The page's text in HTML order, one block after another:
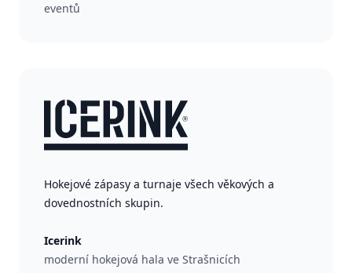
eventů
Hokejové zápasy a turnaje všech věkových a
dovednostních skupin.
Icerink
moderní hokejová hala ve Strašnicích